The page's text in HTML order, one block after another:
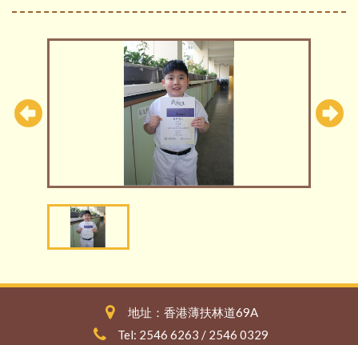
地址：香港薄扶林道69A
Tel: 2546 6263 / 2546 0329